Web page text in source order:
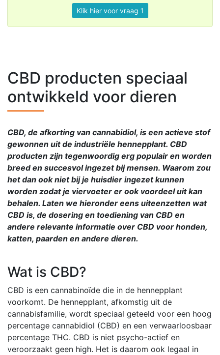
Klik hier voor vraag 1
CBD producten speciaal
ontwikkeld voor dieren
CBD, de afkorting van cannabidiol, is een actieve stof
gewonnen uit de industriële hennepplant. CBD
producten zijn tegenwoordig erg populair en worden
breed en succesvol ingezet bij mensen. Waarom zou
het dan ook niet bij je huisdier ingezet kunnen
worden zodat je viervoeter er ook voordeel uit kan
behalen. Laten we hieronder eens uiteenzetten wat
CBD is, de dosering en toediening van CBD en
andere relevante informatie over CBD voor honden,
katten, paarden en andere dieren.
Wat is CBD?
CBD is een cannabinoïde die in de hennepplant
voorkomt. De hennepplant, afkomstig uit de
cannabisfamilie, wordt speciaal geteeld voor een hoog
percentage cannabidiol (CBD) en een verwaarloosbaar
percentage THC. CBD is niet psycho-actief en
veroorzaakt geen high. Het is daarom ook legaal in